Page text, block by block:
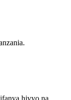
hivyo na